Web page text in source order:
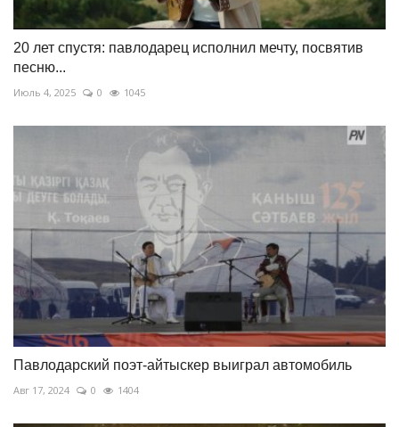
20 лет спустя: павлодарец исполнил мечту, посвятив
песню...
Июль 4, 2025 0 1045
Павлодарский поэт-айтыскер выиграл автомобиль
Авг 17, 2024 0 1404